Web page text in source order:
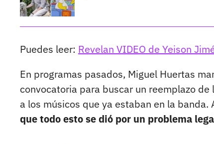
Puedes leer: Revelan VIDEO de Yeison
En programas pasados, Miguel Huertas
convocatoria para buscar un reemplazo
a los músicos que ya estaban en la banda.
que todo esto se dió por un problema